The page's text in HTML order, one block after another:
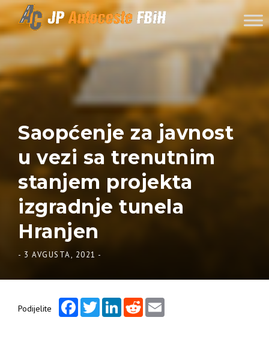
Skip to content
Saopćenje za javnost
u vezi sa trenutnim
stanjem projekta
izgradnje tunela
Hranjen
- 3 AVGUSTA, 2021 -
Podijelite
FacebookTwitterLinkedInReddit